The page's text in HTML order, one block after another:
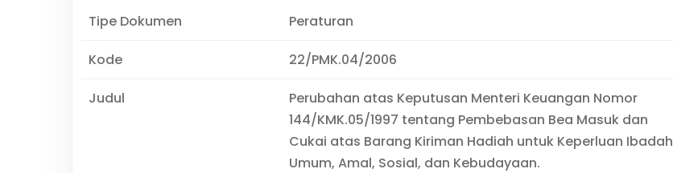
Tipe Dokumen Peraturan
Kode 22/PMK.04/2006
Judul
Perubahan atas Keputusan Menteri Keuangan Nomor
144/KMK.05/1997 tentang Pembebasan Bea Masuk dan
Cukai atas Barang Kiriman Hadiah untuk Keperluan Ibadah
Umum, Amal, Sosial, dan Kebudayaan.